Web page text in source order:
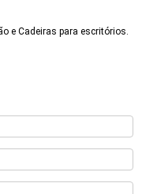
e Cadeiras para escritórios.